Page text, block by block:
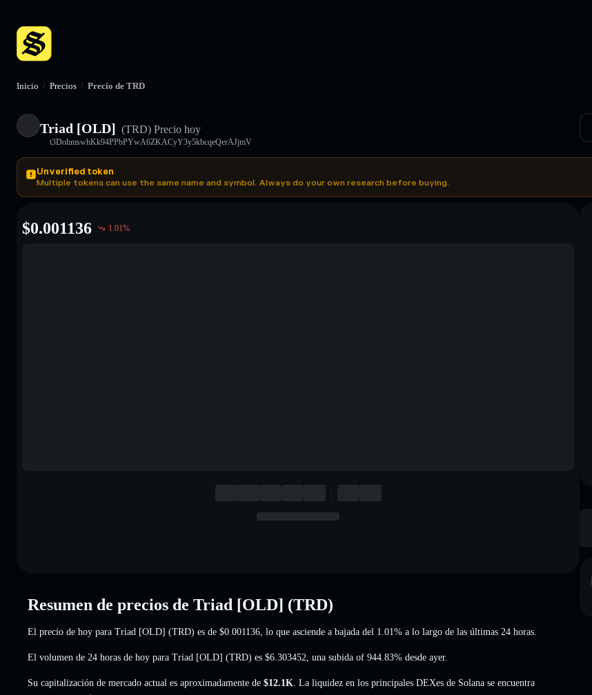
Inicio / Precios / Precio de TRD
Triad [OLD] (TRD) Precio hoy
t3DohmswhKk94PPbPYwA6ZKACyY3y5kbcqeQerAJjmV
Unverified token
Multiple tokens can use the same name and symbol. Always do your own research before buying.
$0.001136 1.01%
Resumen de precios de Triad [OLD] (TRD)
El precio de hoy para Triad [OLD] (TRD) es de $0.001136 , lo que asciende a bajada del 1.01% a lo largo de las últimas 24 horas.
El volumen de 24 horas de hoy para Triad [OLD] (TRD) es $6.303452 una subida of 944.83% desde ayer.
Su capitalización de mercado actual es aproximadamente de $12.1K . La liquidez en los principales DEXes de Solana se encuentra